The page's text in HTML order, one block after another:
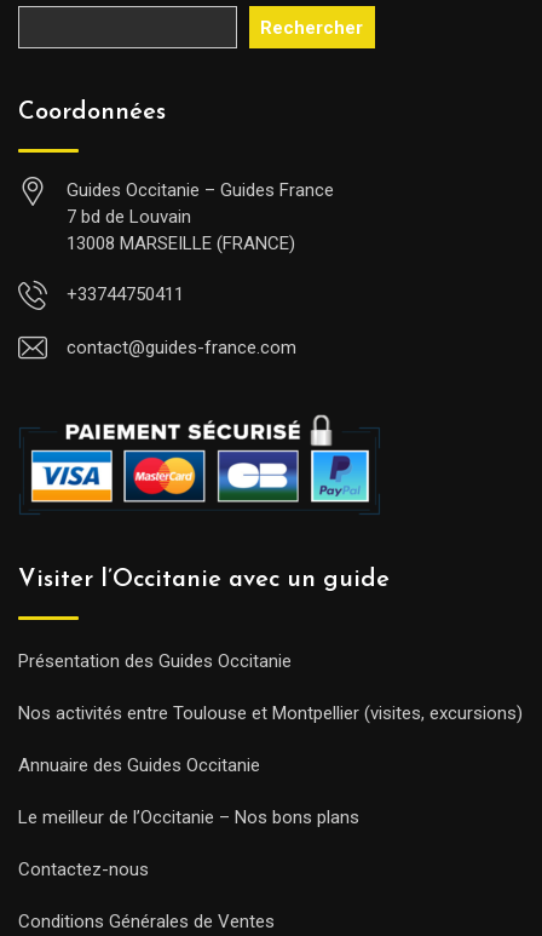
Rechercher
Coordonnées
Guides Occitanie – Guides France
7 bd de Louvain
13008 MARSEILLE (FRANCE)
+33744750411
contact@guides-france.com
Visiter l’Occitanie avec un guide
Présentation des Guides Occitanie
Nos activités entre Toulouse et Montpellier (visites, excursions)
Annuaire des Guides Occitanie
Le meilleur de l’Occitanie – Nos bons plans
Contactez-nous
Conditions Générales de Ventes